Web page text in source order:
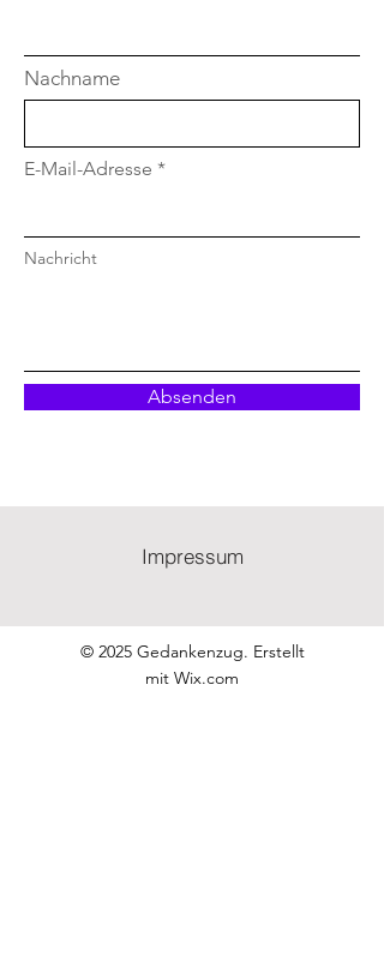
Nachname
E-Mail-Adresse
Nachricht
Absenden
Impressum
© 2025 Gedankenzug. Erstellt
mit Wix.com